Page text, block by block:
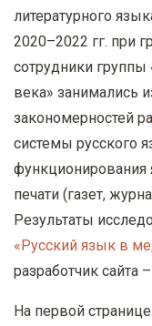
литературного
2020–2022 гг. при
сотрудники группы
века» занимались
закономерностей
системы русского
функционирования
печати (газет,
Результаты
«Русский язык в
разработчик сайта
На первой